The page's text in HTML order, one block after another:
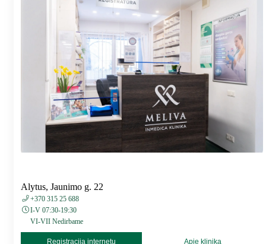
Alytus, Jaunimo g. 22
+370 315 25 688
I-V 07:30-19:30
VI-VII Nedirbame
Registracija internetu Apie kliniką